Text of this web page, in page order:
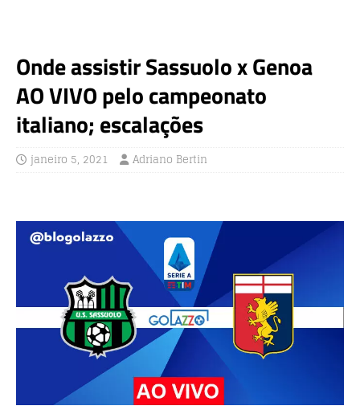
Onde assistir Sassuolo x Genoa
AO VIVO pelo campeonato
italiano; escalações
janeiro 5, 2021 Adriano Bertin